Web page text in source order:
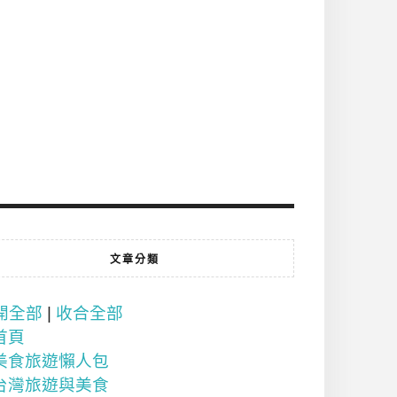
文章分類
全部
收合全部
頁
食旅遊懶人包
灣旅遊與美食